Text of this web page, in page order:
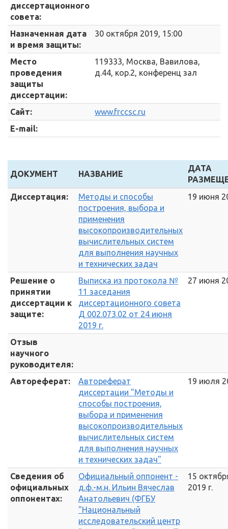
диссертационного
совета:
Назначенная дата
и время защиты:
30 октября 2019, 15:00
Место
проведения
защиты
диссертации:
119333, Москва, Вавилова,
д.44, кор.2, конференц зал
Сайт:
www.frccsc.ru
E-mail:
ДОКУМЕНТ НАЗВАНИЕ
ДАТА
Диссертация:
Методы и способы
построения, выбора и
применения
высокопроизводительных
вычислительных систем
для выполнения научных
и технических задач
19 июня
Решение о
принятии
диссертации к
защите:
Выписка из протокола №
11 заседания
диссертационного совета
Д 002.073.02 от 24 июня
2019 г.
27 июня
Отзыв
научного
руководителя:
Автореферат:
Автореферат
диссертации "Методы и
способы построения,
выбора и применения
высокопроизводительных
вычислительных систем
для выполнения научных
и технических задач"
19 июля
Сведения об
официальных
оппонентах:
Официальный оппонент -
д.ф.-м.н. Ильин Вячеслав
Анатольевич (ФГБУ
"Национальный
исследовательский центр
15
2019 г.